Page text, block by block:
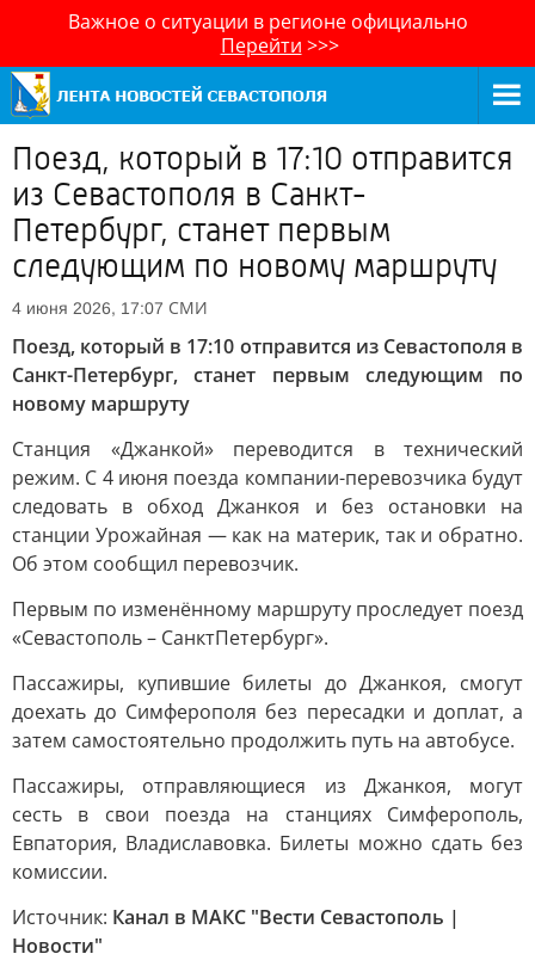
Важное о ситуации в регионе официально
Перейти >>>
Поезд, который в 17:10 отправится
из Севастополя в Санкт-
Петербург, станет первым
следующим по новому маршруту
4 июня 2026, 17:07 СМИ
Поезд, который в 17:10 отправится из Севастополя в
Санкт-Петербург, станет первым следующим по
новому маршруту
Станция «Джанкой» переводится в технический
режим. С 4 июня поезда компании-перевозчика будут
следовать в обход Джанкоя и без остановки на
станции Урожайная — как на материк, так и обратно.
Об этом сообщил перевозчик.
Первым по изменённому маршруту проследует поезд
«Севастополь – СанктПетербург».
Пассажиры, купившие билеты до Джанкоя, смогут
доехать до Симферополя без пересадки и доплат, а
затем самостоятельно продолжить путь на автобусе.
Пассажиры, отправляющиеся из Джанкоя, могут
сесть в свои поезда на станциях Симферополь,
Евпатория, Владиславовка. Билеты можно сдать без
комиссии.
Источник: Канал в МАКС "Вести Севастополь |
Новости"